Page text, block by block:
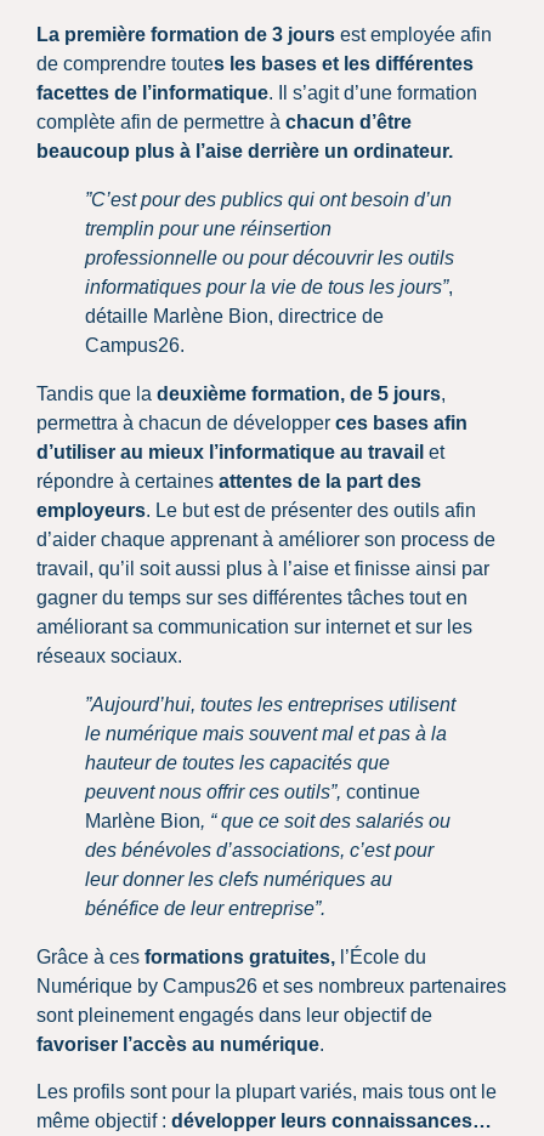
La première formation de 3 jours est employée afin
de comprendre toutes les bases et les différentes
facettes de l’informatique. Il s’agit d’une formation
complète afin de permettre à chacun d’être
beaucoup plus à l’aise derrière un ordinateur.
”C’est pour des publics qui ont besoin d’un
tremplin pour une réinsertion
professionnelle ou pour découvrir les outils
informatiques pour la vie de tous les jours”,
détaille Marlène Bion, directrice de
Campus26.
Tandis que la deuxième formation, de 5 jours,
permettra à chacun de développer ces bases afin
d’utiliser au mieux l’informatique au travail et
répondre à certaines attentes de la part des
employeurs. Le but est de présenter des outils afin
d’aider chaque apprenant à améliorer son process de
travail, qu’il soit aussi plus à l’aise et finisse ainsi par
gagner du temps sur ses différentes tâches tout en
améliorant sa communication sur internet et sur les
réseaux sociaux.
”Aujourd’hui, toutes les entreprises utilisent
le numérique mais souvent mal et pas à la
hauteur de toutes les capacités que
peuvent nous offrir ces outils”, continue
Marlène Bion, “ que ce soit des salariés ou
des bénévoles d’associations, c’est pour
leur donner les clefs numériques au
bénéfice de leur entreprise”.
Grâce à ces formations gratuites, l’École du
Numérique by Campus26 et ses nombreux partenaires
sont pleinement engagés dans leur objectif de
favoriser l’accès au numérique.
Les profils sont pour la plupart variés, mais tous ont le
même objectif : développer leurs connaissances…